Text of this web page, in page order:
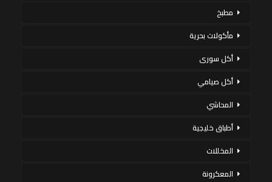
مطبخ
مأكولات بحرية
أكل سورى
أكل صيامي
المحاشي
أطباق خليجية
المخللات
المعكرونة